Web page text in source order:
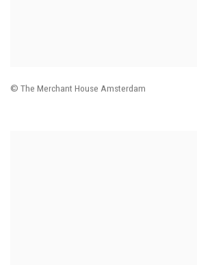
© The Merchant House Amsterdam